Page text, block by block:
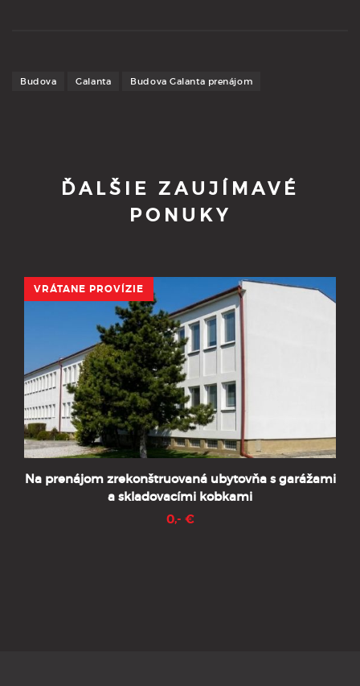
Budova Galanta Budova Galanta prenájom
ĎALŠIE ZAUJÍMAVÉ
PONUKY
VRÁTANE PROVÍZIE
Na prenájom zrekonštruovaná ubytovňa s garážami
a skladovacími kobkami
0,- €